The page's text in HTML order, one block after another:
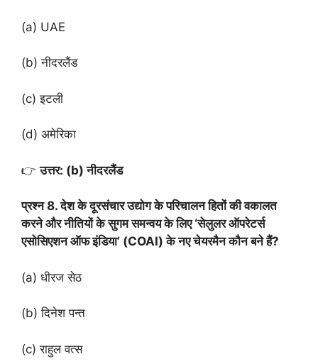
(a) UAE
(b) नीदरलैंड
(c) इटली
(d) अमेरिका
👉उत्तर: (b) नीदरलैंड
प्रश्न 8. देश के दूरसंचार उद्योग के परिचालन हितों की वकालत
करने और नीतियों के सुगम समन्वय के लिए ‘सेलुलर ऑपरेटर्स
एसोसिएशन ऑफ इंडिया’ (COAI) के नए चेयरमैन कौन बने हैं?
(a) धीरज सेठ
(b) दिनेश पन्त
(c) राहुल वत्स